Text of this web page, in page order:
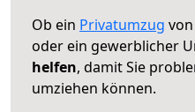
Ob ein Privatumzug
oder ein gewerblicher
helfen, damit Sie
umziehen können.